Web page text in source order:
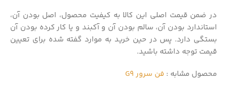
در ضمن قیمت اصلی این کالا به کیفیت محصول، اصل بودن آن،
استاندارد بودن آن، سالم بودن آن و آکبند و یا کار کرده بودن آن
بستگی دارد. پس در حین خرید به موارد گفته شده برای تعیین
قیمت توجه داشته باشید.
محصول مشابه : فن سرور G9